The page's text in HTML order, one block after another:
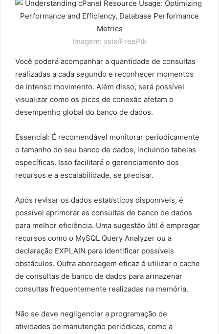
Imagem: xsix/FreePik
Você poderá acompanhar a quantidade de consultas
realizadas a cada segundo e reconhecer momentos
de intenso movimento. Além disso, será possível
visualizar como os picos de conexão afetam o
desempenho global do banco de dados.
Essencial: É recomendável monitorar periodicamente
o tamanho do seu banco de dados, incluindo tabelas
específicas. Isso facilitará o gerenciamento dos
recursos e a escalabilidade, se precisar.
Após revisar os dados estatísticos disponíveis, é
possível aprimorar as consultas de banco de dados
para melhor eficiência. Uma sugestão útil é empregar
recursos como o MySQL Query Analyzer ou a
declaração EXPLAIN para identificar possíveis
obstáculos. Outra abordagem eficaz é utilizar o cache
de consultas de banco de dados para armazenar
consultas frequentemente realizadas na memória.
Não se deve negligenciar a programação de
atividades de manutenção periódicas, como a